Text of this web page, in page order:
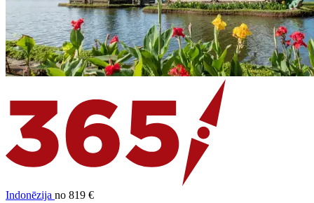
Indonēzija no 819 €